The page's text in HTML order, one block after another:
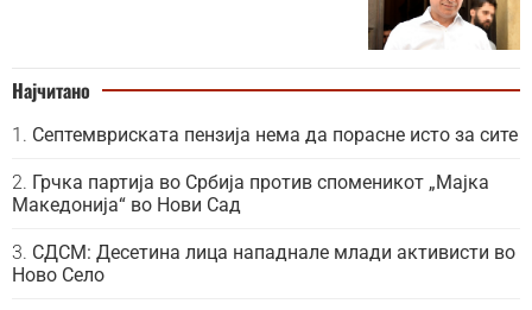
Најчитано
Септемвриската пензија нема да порасне исто за сите
Грчка партија во Србија против споменикот „Мајка
Македонија“ во Нови Сад
СДСМ: Десетина лица нападнале млади активисти во
Ново Село